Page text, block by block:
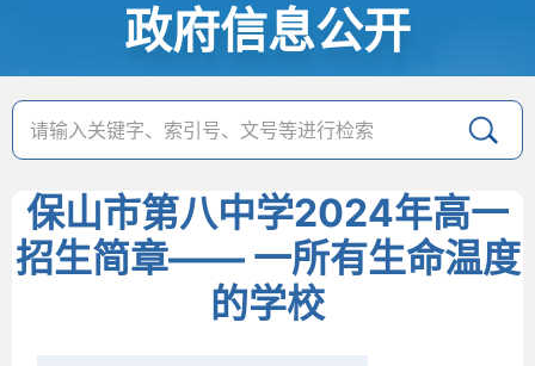
政府信息公开
保山市第八中学2024年高一
招生简章—— 一所有生命温度
的学校